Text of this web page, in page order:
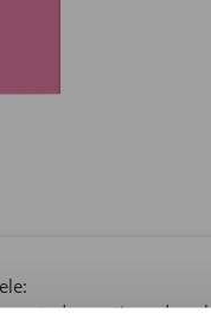
todos os tipos de